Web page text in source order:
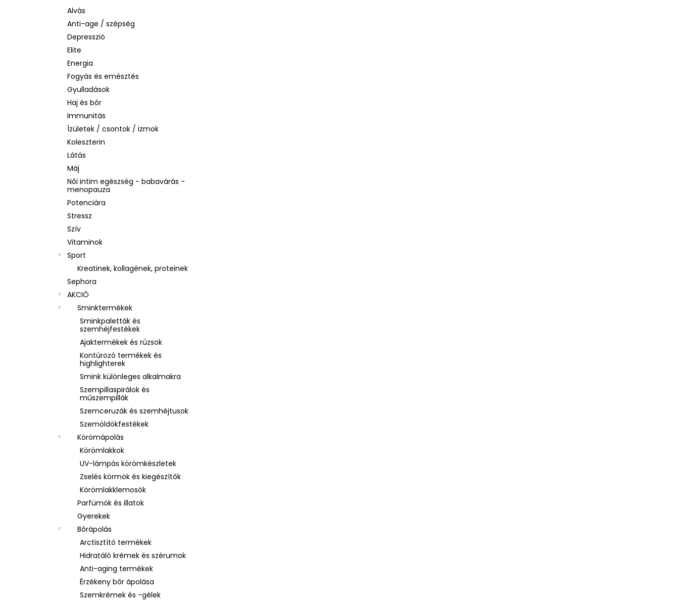
Alvás
Anti-age / szépség
Depresszió
Elite
Energia
Fogyás és emésztés
Gyulladások
Haj és bőr
Immunitás
Ízületek / csontok / izmok
Koleszterin
Látás
Máj
Női intim egészség - babavárás -
menopauza
Potenciára
Stressz
Szív
Vitaminok
Sport
Kreatinek, kollagének, proteinek
Sephora
AKCIÓ
Sminktermékek
Sminkpaletták és
szemhéjfestékek
Ajaktermékek és rúzsok
Kontúrozó termékek és
highlighterek
Smink különleges alkalmakra
Szempillaspirálok és
műszempillák
Szemceruzák és szemhéjtusok
Szemöldökfestékek
Körömápolás
Körömlakkok
UV-lámpás körömkészletek
Zselés körmök és kiegészítők
Körömlakklemosók
Parfümök és illatok
Gyerekek
Bőrápolás
Arctisztító termékek
Hidratáló krémek és szérumok
Anti-aging termékek
Érzékeny bőr ápolása
Szemkrémek és -gélek
LA ROCHE-POSAY B5 RÁNCTALANÍTÓ
SZÉRUM ÉRZÉKENY BŐRRE, 10 ML
1 760 Ft
Korábbi: 4 580 Ft